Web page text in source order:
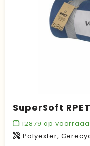
12879 op voorraad
Polyester,